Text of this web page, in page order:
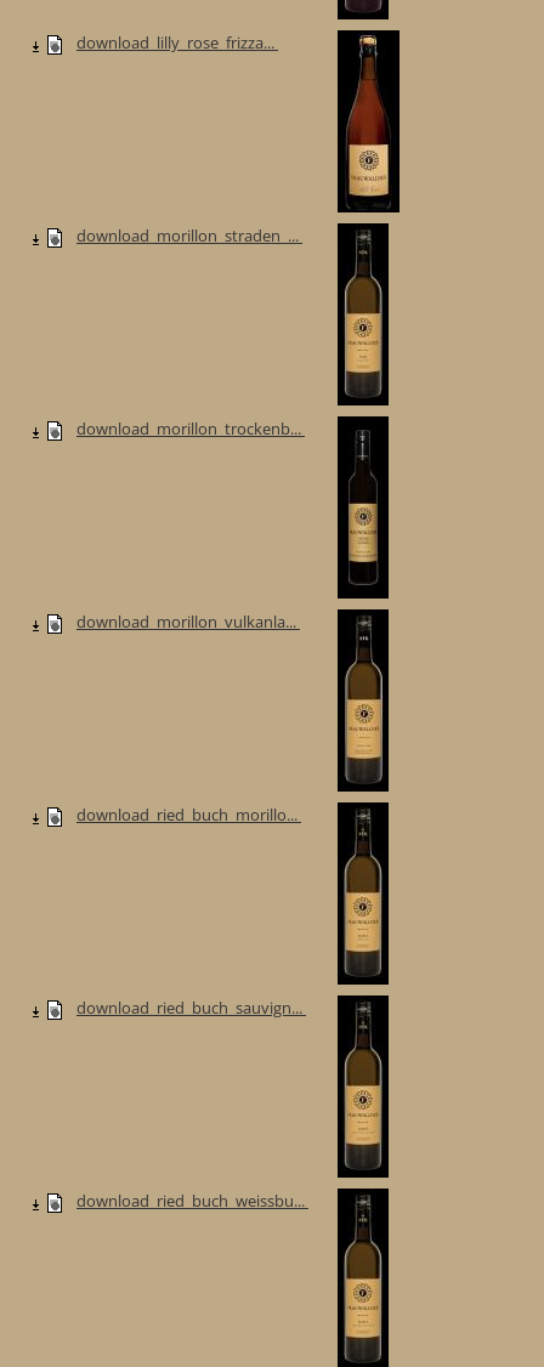
download_lilly_rose_frizza...
download_morillon_straden_...
download_morillon_trockenb...
download_morillon_vulkanla...
download_ried_buch_morillo...
download_ried_buch_sauvign...
download_ried_buch_weissbu...